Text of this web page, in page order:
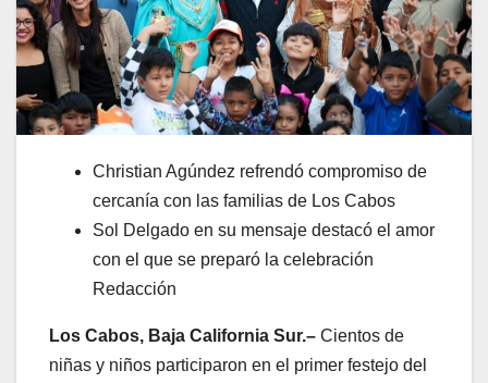
Christian Agúndez refrendó compromiso de
cercanía con las familias de Los Cabos
Sol Delgado en su mensaje destacó el amor
con el que se preparó la celebración
Redacción
Los Cabos, Baja California Sur.– Cientos de
niñas y niños participaron en el primer festejo del